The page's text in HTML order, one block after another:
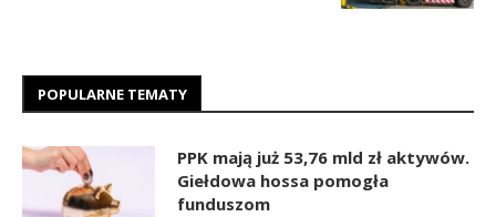
POPULARNE TEMATY
PPK mają już 53,76 mld zł aktywów.
Giełdowa hossa pomogła
funduszom